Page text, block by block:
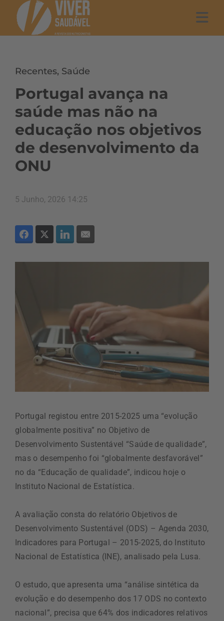
Recentes, Saúde
Portugal avança na
saúde mas não na
educação nos objetivos
de desenvolvimento da
ONU
5 Junho, 2026 14:25
Portugal registou entre 2015-2025 uma “evolução
globalmente positiva” no Objetivo de
Desenvolvimento Sustentável “Saúde de qualidade”,
mas o desempenho foi “globalmente desfavorável”
no da “Educação de qualidade”, indicou hoje o
Instituto Nacional de Estatística.
A avaliação consta do relatório Objetivos de
Desenvolvimento Sustentável (ODS) – Agenda 2030,
Indicadores para Portugal – 2015-2025, do Instituto
Nacional de Estatística (INE), analisado pela Lusa.
O estudo, que apresenta uma “análise sintética da
evolução e do desempenho dos 17 ODS no contexto
nacional”, precisa que 64% dos indicadores relativos